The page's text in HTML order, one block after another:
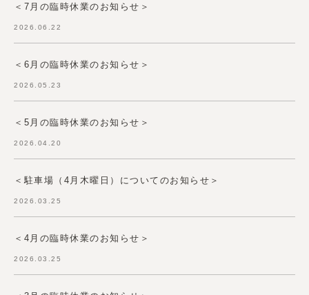
＜7月の臨時休業のお知らせ＞
2026.06.22
＜6月の臨時休業のお知らせ＞
2026.05.23
＜5月の臨時休業のお知らせ＞
2026.04.20
＜駐車場（4月木曜日）についてのお知らせ＞
2026.03.25
＜4月の臨時休業のお知らせ＞
2026.03.25